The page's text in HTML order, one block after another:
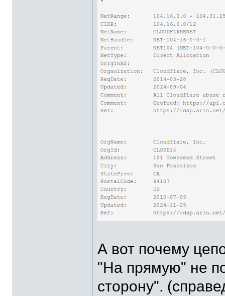
А вот почему
"На прямую" не
сторону".